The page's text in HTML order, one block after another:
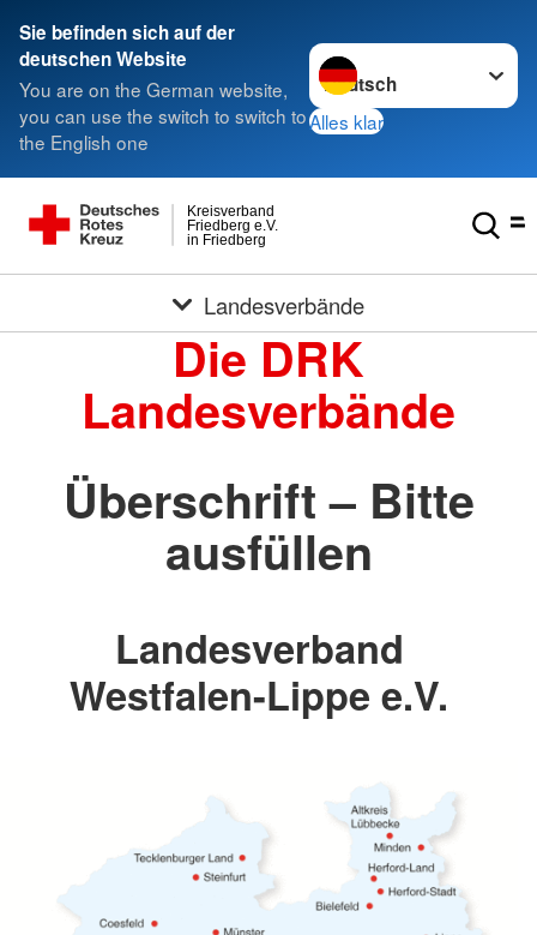
Sie befinden sich auf der
deutschen Website
You are on the German website,
you can use the switch to switch to
the English one
Sprache wechseln zu
Alles klar
in Friedberg
Friedberg e.V.
Kreisverband
Landesverbände
Die DRK
Landesverbände
Überschrift – Bitte
ausfüllen
Landesverband
Westfalen-Lippe e.V.